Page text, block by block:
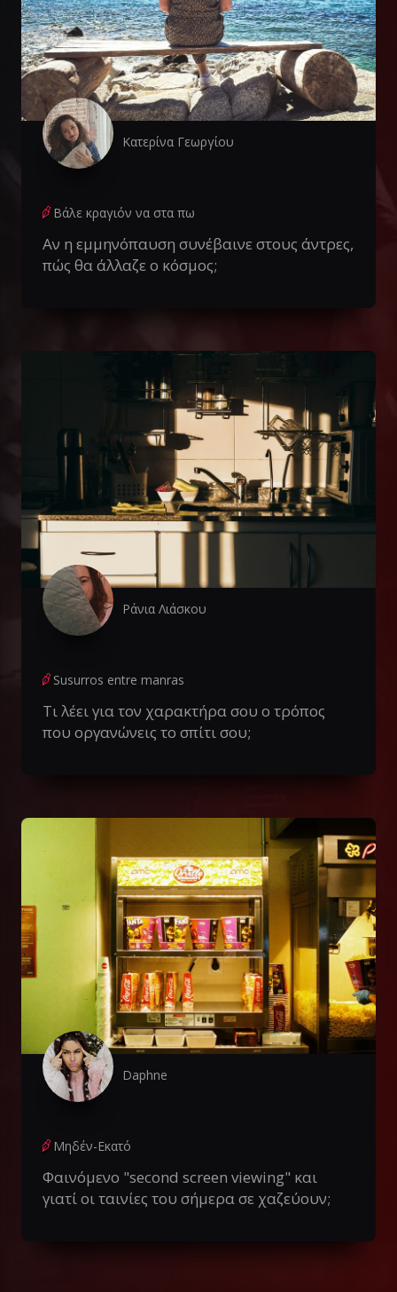
Κατερίνα Γεωργίου
Βάλε κραγιόν να στα πω
Αν η εμμηνόπαυση συνέβαινε στους άντρες,
πώς θα άλλαζε ο κόσμος;
Ράνια Λιάσκου
Susurros entre manras
Τι λέει για τον χαρακτήρα σου ο τρόπος
που οργανώνεις το σπίτι σου;
Daphne
Μηδέν-Εκατό
Φαινόμενο "second screen viewing" και
γιατί οι ταινίες του σήμερα σε χαζεύουν;